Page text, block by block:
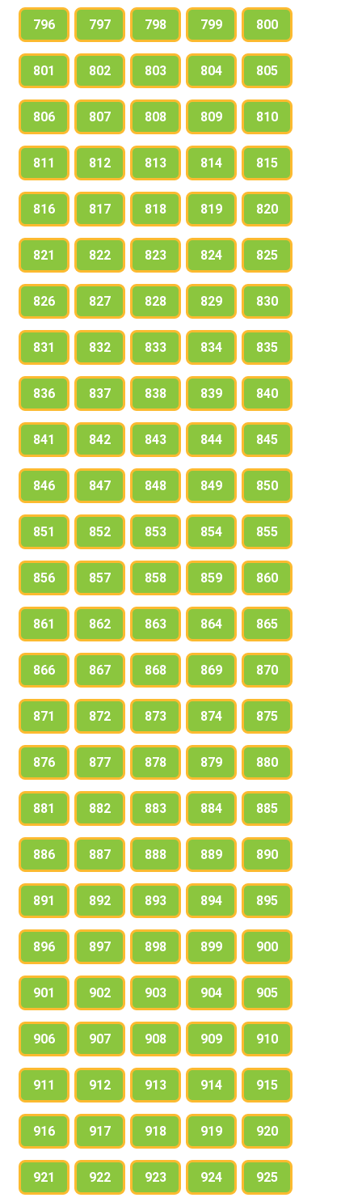
796 797 798 799 800
801 802 803 804 805
806 807 808 809 810
811 812 813 814 815
816 817 818 819 820
821 822 823 824 825
826 827 828 829 830
831 832 833 834 835
836 837 838 839 840
841 842 843 844 845
846 847 848 849 850
851 852 853 854 855
856 857 858 859 860
861 862 863 864 865
866 867 868 869 870
871 872 873 874 875
876 877 878 879 880
881 882 883 884 885
886 887 888 889 890
891 892 893 894 895
896 897 898 899 900
901 902 903 904 905
906 907 908 909 910
911 912 913 914 915
916 917 918 919 920
921 922 923 924 925